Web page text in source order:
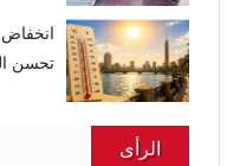
تحسن
الرأى